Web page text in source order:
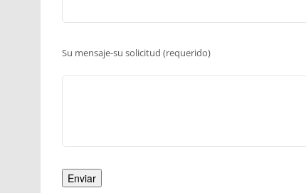
Su mensaje-su solicitud (requerido)
Por favor, deja este campo vacío.